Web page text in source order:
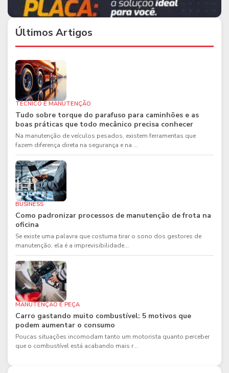
Últimos Artigos
TÉCNICO E MANUTENÇÃO
Tudo sobre torque do parafuso para caminhões e as
boas práticas que todo mecânico precisa conhecer
Na manutenção de veículos pesados, existem ferramentas que
fazem diferença direta na segurança e na ...
BUSINESS
Como padronizar processos de manutenção de frota na
oficina
Se existe uma palavra que costuma tirar o sono dos gestores de
manutenção, ela é a imprevisibilidade...
MANUTENÇÃO E PEÇA
Carro gastando muito combustível: 5 motivos que
podem aumentar o consumo
Poucas situações incomodam tanto um motorista quanto perceber
que o combustível está acabando mais r...